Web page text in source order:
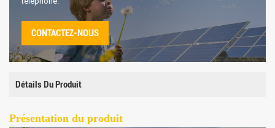
CONTACTEZ-NOUS
Détails Du Produit
Présentation du produit